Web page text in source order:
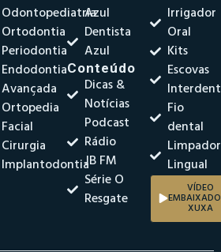
Odontopediatria
Ortodontia
Periodontia
Endodontia
Avançada
Ortopedia
Facial
Cirurgia
Implantodontia
Azul
Dentista
Azul
Conteúdo
Dicas &
Notícias
Podcast
Rádio
JB FM
Série O
Resgate
Irrigador
Oral
Kits
Escovas
Fio
dental
Limpador
Lingual
VÍDEO
XUXA